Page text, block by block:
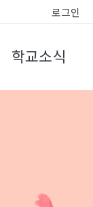
로그인
학교소식